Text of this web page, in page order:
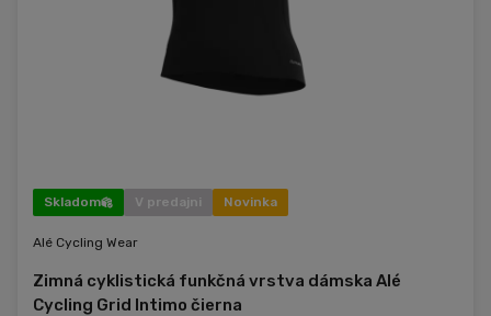
Skladom V predajni Novinka
Alé Cycling Wear
Zimná cyklistická funkčná vrstva dámska Alé
Cycling Grid Intimo čierna